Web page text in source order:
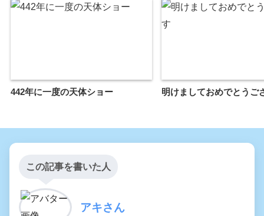
442年に一度の天体ショー 明けましておめでとうご
この記事を書いた人
アキさん